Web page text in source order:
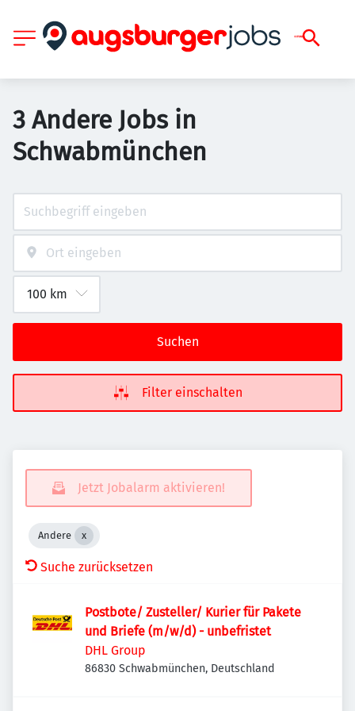
3 Andere Jobs in
Schwabmünchen
Suchen
Filter einschalten
Jetzt Jobalarm aktivieren!
Andere
Suche zurücksetzen
Postbote/ Zusteller/ Kurier für Pakete
und Briefe (m/w/d) - unbefristet
DHL Group
86830 Schwabmünchen, Deutschland